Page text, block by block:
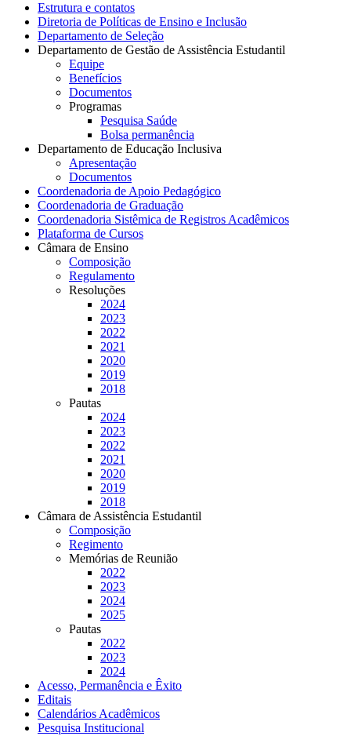
Estrutura e contatos
Diretoria de Políticas de Ensino e Inclusão
Departamento de Seleção
Departamento de Gestão de Assistência Estudantil
Equipe
Benefícios
Documentos
Programas
Pesquisa Saúde
Bolsa permanência
Departamento de Educação Inclusiva
Apresentação
Documentos
Coordenadoria de Apoio Pedagógico
Coordenadoria de Graduação
Coordenadoria Sistêmica de Registros Acadêmicos
Plataforma de Cursos
Câmara de Ensino
Composição
Regulamento
Resoluções
2024
2023
2022
2021
2020
2019
2018
Pautas
2024
2023
2022
2021
2020
2019
2018
Câmara de Assistência Estudantil
Composição
Regimento
Memórias de Reunião
2022
2023
2024
2025
Pautas
2022
2023
2024
Acesso, Permanência e Êxito
Editais
Calendários Acadêmicos
Pesquisa Institucional